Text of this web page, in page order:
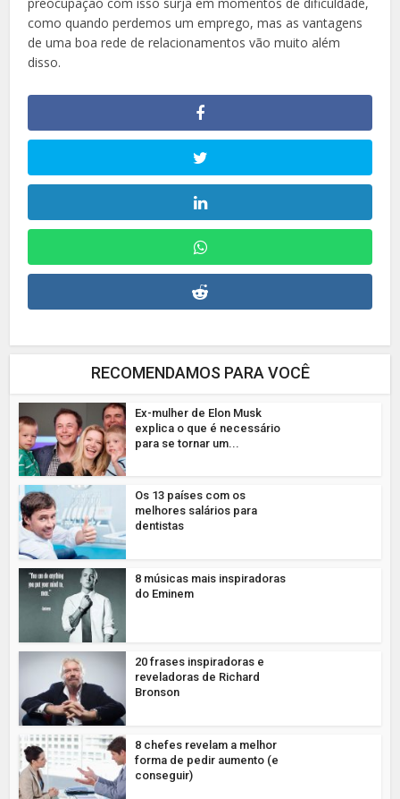
como quando perdemos um emprego, mas as vantagens
de uma boa rede de relacionamentos vão muito além
disso.
RECOMENDAMOS PARA VOCÊ
Ex-mulher de Elon Musk
explica o que é necessário
para se tornar um...
Os 13 países com os
melhores salários para
dentistas
8 músicas mais inspiradoras
do Eminem
20 frases inspiradoras e
reveladoras de Richard
Bronson
8 chefes revelam a melhor
forma de pedir aumento (e
conseguir)